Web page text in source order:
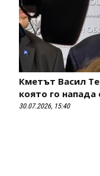
Кметът Васил
която го напада
30.07.2026, 15:40